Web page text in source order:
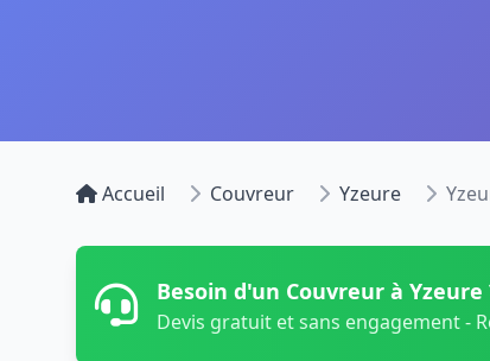
Accueil Couvreur Yzeure
Besoin d'un Couvreur à Yzeure
Devis gratuit et sans engagement -